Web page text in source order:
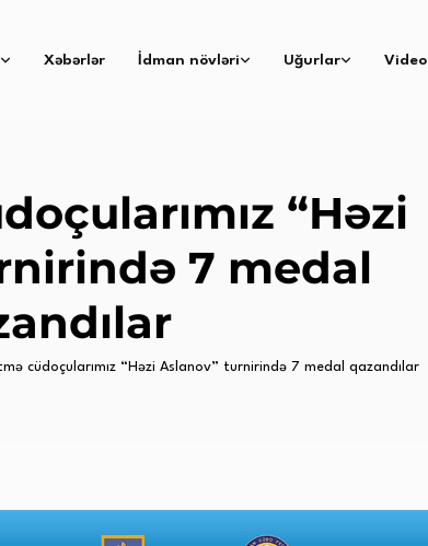
Xəbərlər İdman növləri Uğurlar Video
“Həzi
7 medal
cüdoçularımız “Həzi Aslanov” turnirində 7 medal qazandılar